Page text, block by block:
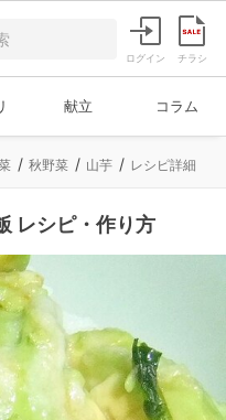
ログイン チラシ
献立 コラム
秋野菜 山芋 レシピ詳細
レシピ・作り方